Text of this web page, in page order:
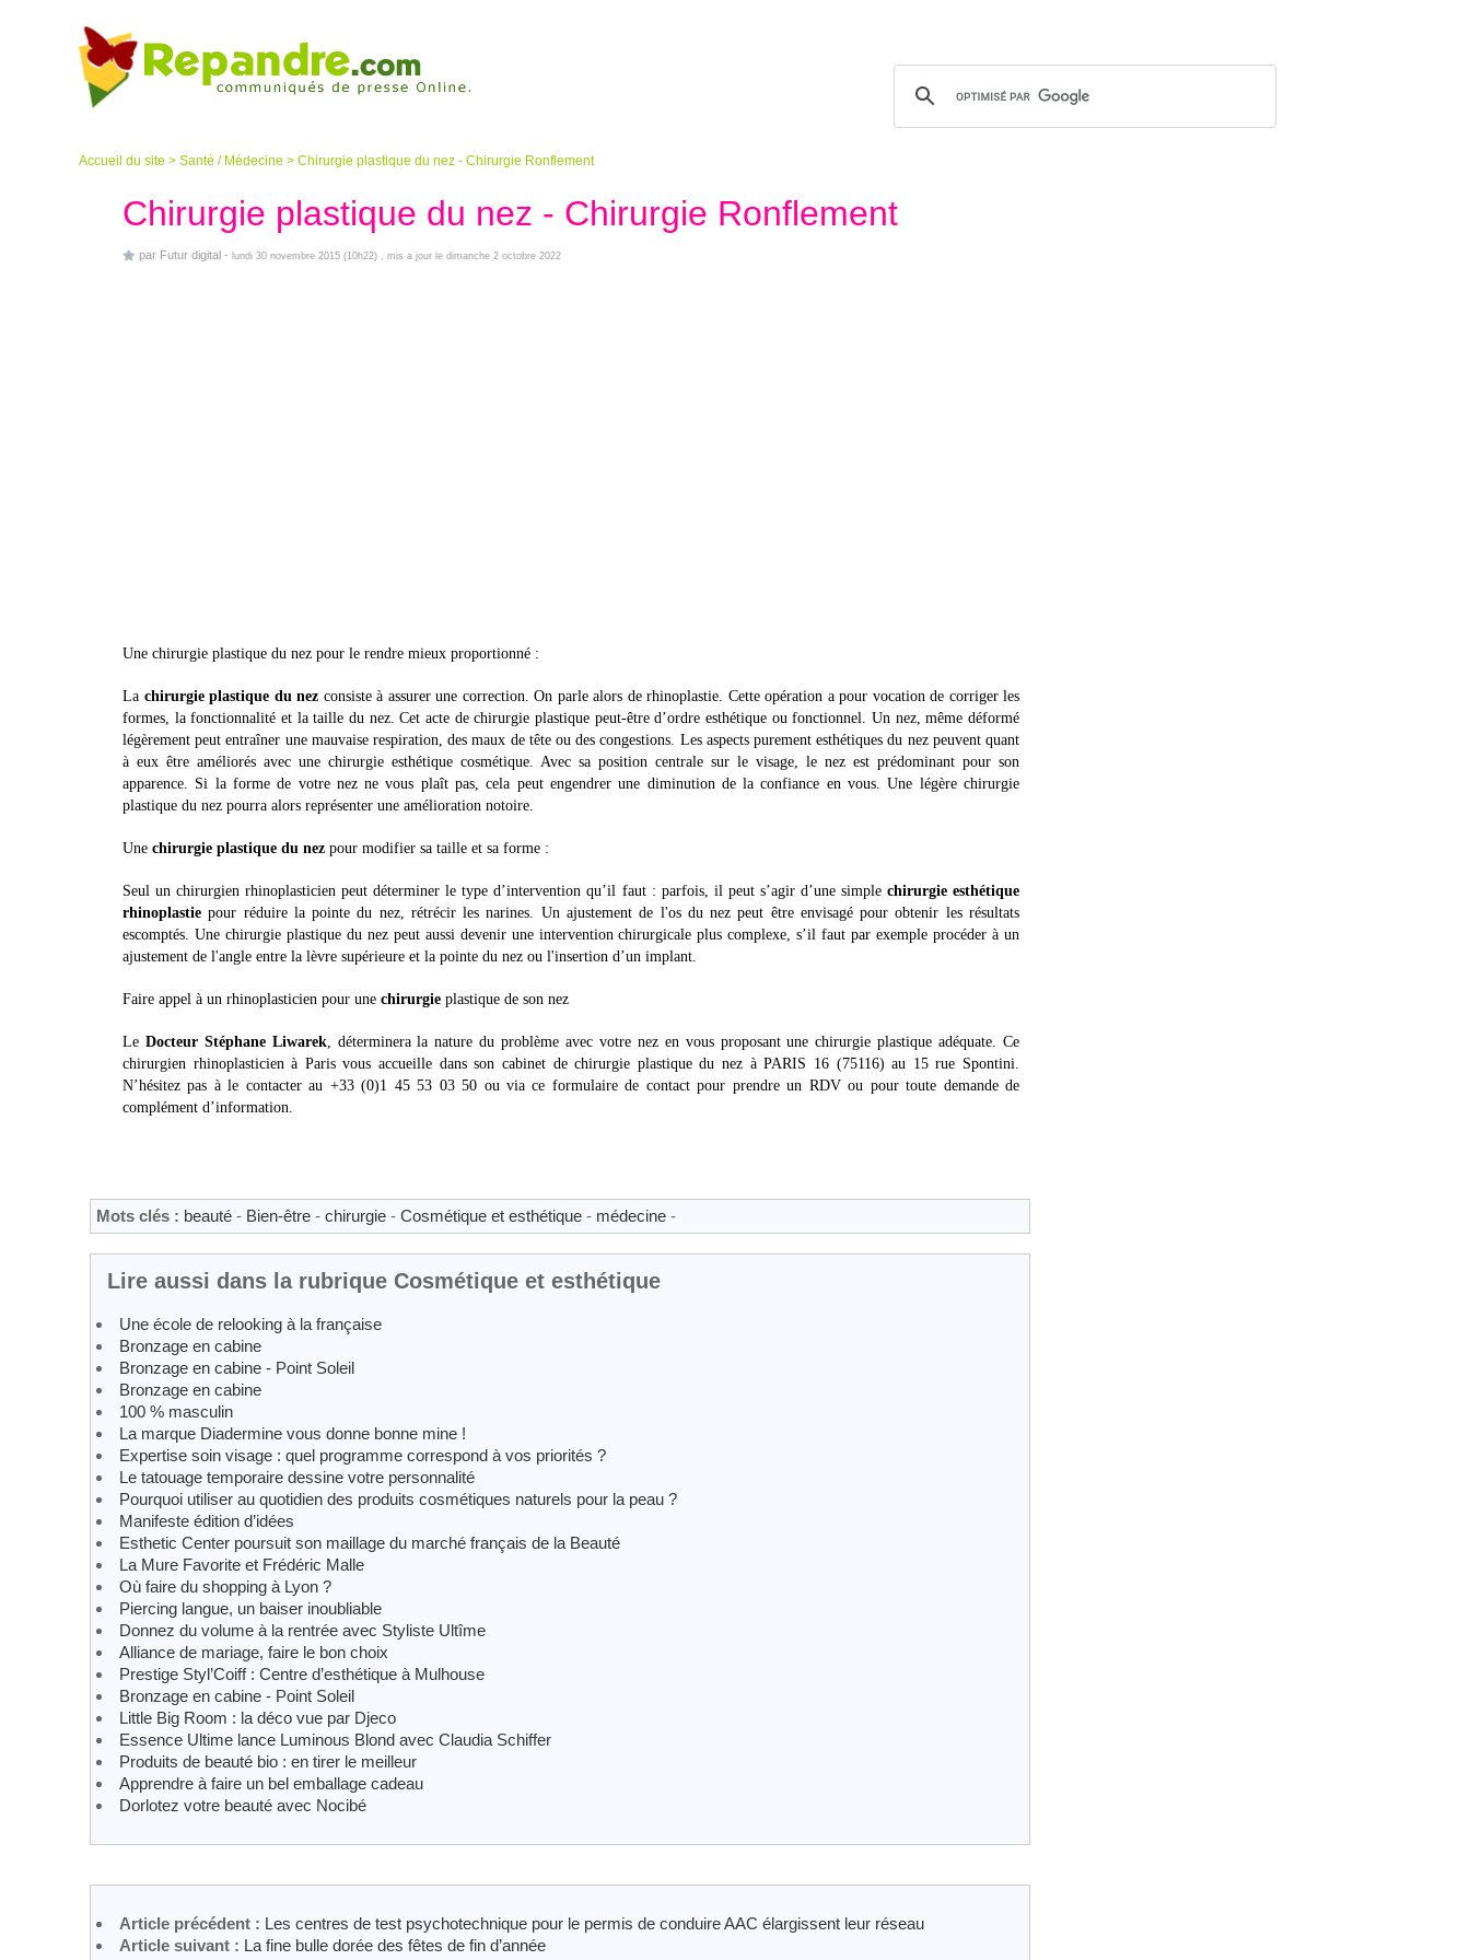
Accueil du site > Santé / Médecine > Chirurgie plastique du nez - Chirurgie Ronflement
Chirurgie plastique du nez - Chirurgie Ronflement
par Futur digital - lundi 30 novembre 2015 (10h22) , mis a jour le dimanche 2 octobre 2022
Une chirurgie plastique du nez pour le rendre mieux proportionné :
La chirurgie plastique du nez consiste à assurer une correction. On parle alors de rhinoplastie. Cette opération a pour vocation de corriger les
formes, la fonctionnalité et la taille du nez. Cet acte de chirurgie plastique peut-être d’ordre esthétique ou fonctionnel. Un nez, même déformé
légèrement peut entraîner une mauvaise respiration, des maux de tête ou des congestions. Les aspects purement esthétiques du nez peuvent quant
à eux être améliorés avec une chirurgie esthétique cosmétique. Avec sa position centrale sur le visage, le nez est prédominant pour son
apparence. Si la forme de votre nez ne vous plaît pas, cela peut engendrer une diminution de la confiance en vous. Une légère chirurgie
plastique du nez pourra alors représenter une amélioration notoire.
Une chirurgie plastique du nez pour modifier sa taille et sa forme :
Seul un chirurgien rhinoplasticien peut déterminer le type d’intervention qu’il faut : parfois, il peut s’agir d’une simple chirurgie esthétique
rhinoplastie pour réduire la pointe du nez, rétrécir les narines. Un ajustement de l'os du nez peut être envisagé pour obtenir les résultats
escomptés. Une chirurgie plastique du nez peut aussi devenir une intervention chirurgicale plus complexe, s’il faut par exemple procéder à un
ajustement de l'angle entre la lèvre supérieure et la pointe du nez ou l'insertion d’un implant.
Faire appel à un rhinoplasticien pour une chirurgie plastique de son nez
Le Docteur Stéphane Liwarek, déterminera la nature du problème avec votre nez en vous proposant une chirurgie plastique adéquate. Ce
chirurgien rhinoplasticien à Paris vous accueille dans son cabinet de chirurgie plastique du nez à PARIS 16 (75116) au 15 rue Spontini.
N’hésitez pas à le contacter au +33 (0)1 45 53 03 50 ou via ce formulaire de contact pour prendre un RDV ou pour toute demande de
complément d’information.
Mots clés : beauté - Bien-être - chirurgie - Cosmétique et esthétique - médecine -
Lire aussi dans la rubrique Cosmétique et esthétique
Une école de relooking à la française
Bronzage en cabine
Bronzage en cabine - Point Soleil
Bronzage en cabine
100 % masculin
La marque Diadermine vous donne bonne mine !
Expertise soin visage : quel programme correspond à vos priorités ?
Le tatouage temporaire dessine votre personnalité
Pourquoi utiliser au quotidien des produits cosmétiques naturels pour la peau ?
Manifeste édition d’idées
Esthetic Center poursuit son maillage du marché français de la Beauté
La Mure Favorite et Frédéric Malle
Où faire du shopping à Lyon ?
Piercing langue, un baiser inoubliable
Donnez du volume à la rentrée avec Styliste Ultîme
Alliance de mariage, faire le bon choix
Prestige Styl’Coiff : Centre d’esthétique à Mulhouse
Bronzage en cabine - Point Soleil
Little Big Room : la déco vue par Djeco
Essence Ultime lance Luminous Blond avec Claudia Schiffer
Produits de beauté bio : en tirer le meilleur
Apprendre à faire un bel emballage cadeau
Dorlotez votre beauté avec Nocibé
Article précédent : Les centres de test psychotechnique pour le permis de conduire AAC élargissent leur réseau
Article suivant : La fine bulle dorée des fêtes de fin d’année